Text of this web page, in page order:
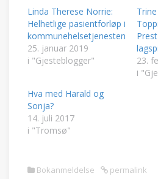
Linda Therese Norrie:
Helhetlige pasientforløp i
kommunehelsetjenesten
25. januar 2019
i "Gjesteblogger"
23.
i
Hva med Harald og
Sonja?
14. juli 2017
i "Tromsø"
Bokanmeldelse permalink